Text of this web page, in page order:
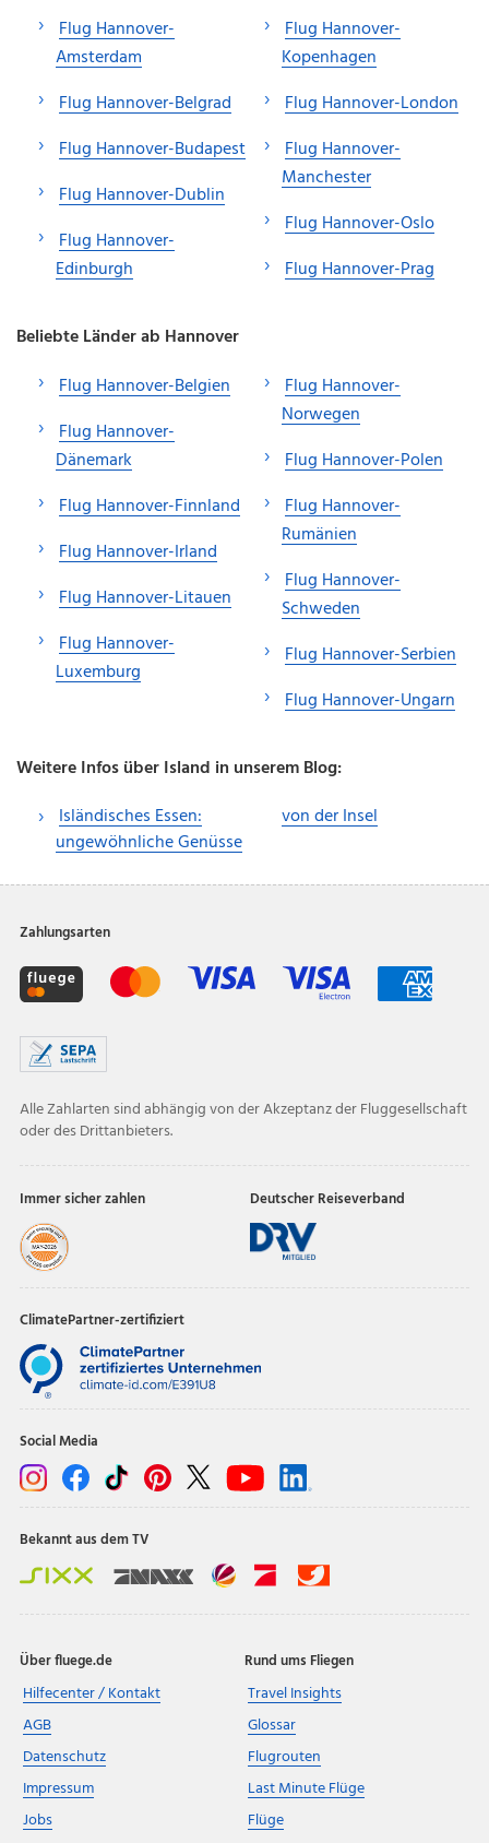
Flug Hannover-
Amsterdam
Flug Hannover-Belgrad
Flug Hannover-Budapest
Flug Hannover-Dublin
Flug Hannover-
Edinburgh
Flug Hannover-
Kopenhagen
Flug Hannover-London
Flug Hannover-
Manchester
Flug Hannover-Oslo
Flug Hannover-Prag
Beliebte Länder ab Hannover
Flug Hannover-Belgien
Flug Hannover-
Dänemark
Flug Hannover-Finnland
Flug Hannover-Irland
Flug Hannover-Litauen
Flug Hannover-
Luxemburg
Flug Hannover-
Norwegen
Flug Hannover-Polen
Flug Hannover-
Rumänien
Flug Hannover-
Schweden
Flug Hannover-Serbien
Flug Hannover-Ungarn
Weitere Infos über Island in unserem Blog:
Isländisches Essen:
ungewöhnliche Genüsse
von der Insel